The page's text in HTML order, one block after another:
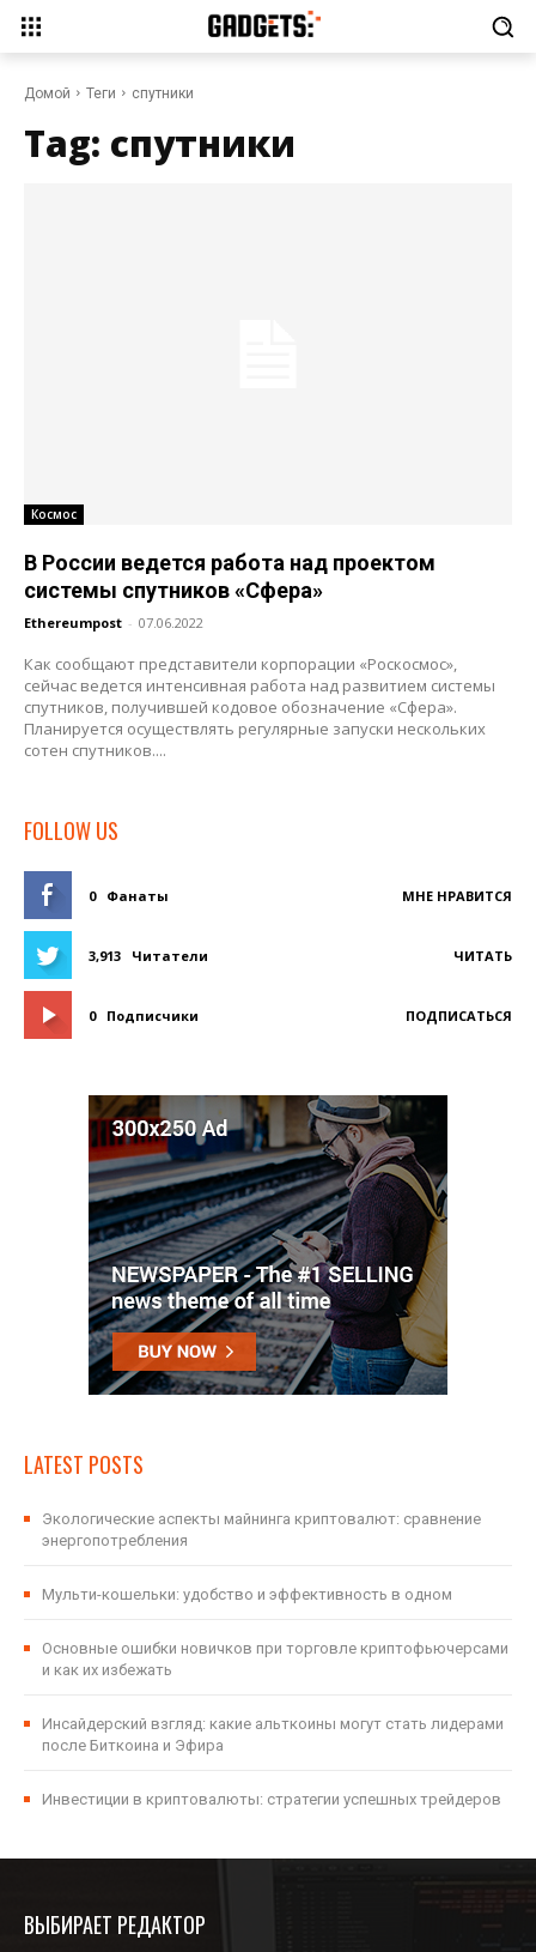
Домой Теги спутники
Tag: спутники
Космос
В России ведется работа над проектом
системы спутников «Сфера»
Ethereumpost - 07.06.2022
Как сообщают представители корпорации «Роскосмос»,
сейчас ведется интенсивная работа над развитием системы
спутников, получившей кодовое обозначение «Сфера».
Планируется осуществлять регулярные запуски нескольких
сотен спутников....
FOLLOW US
0 Фанаты МНЕ НРАВИТСЯ
3,913 Читатели ЧИТАТЬ
0 Подписчики ПОДПИСАТЬСЯ
LATEST POSTS
Экологические аспекты майнинга криптовалют: сравнение
энергопотребления
Мульти-кошельки: удобство и эффективность в одном
Основные ошибки новичков при торговле криптофьючерсами
и как их избежать
Инсайдерский взгляд: какие альткоины могут стать лидерами
после Биткоина и Эфира
Инвестиции в криптовалюты: стратегии успешных трейдеров
ВЫБИРАЕТ РЕДАКТОР